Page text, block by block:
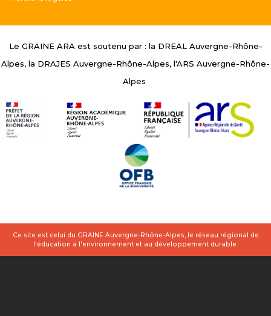
Le GRAINE ARA est soutenu par : la DREAL Auvergne-Rhône-
Alpes, la DRAJES Auvergne-Rhône-Alpes, l'ARS Auvergne-Rhône-
Alpes
Ce site est celui du GRAINE Auvergne-Rhône-Alpes, le réseau régional de
l'éducation à l'environnement et au développement durable.